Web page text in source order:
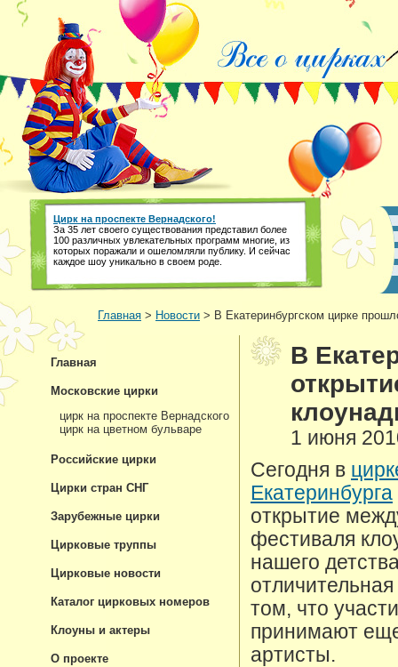
Цирк на проспекте Вернадского!
За 35 лет своего существования представил более
100 различных увлекательных программ многие, из
которых поражали и ошеломляли публику. И сейчас
каждое шоу уникально в своем роде.
Главная > Новости > В Екатеринбургском цирке
В
1 июня
Сегодня в
Екатеринбурга
открытие
фестиваля
нашего
том, что
принимают
артисты.
Главная
Московские цирки
цирк на проспекте Вернадского
цирк на цветном бульваре
Российские цирки
Цирки стран СНГ
Зарубежные цирки
Цирковые труппы
Цирковые новости
Каталог цирковых номеров
Клоуны и актеры
О проекте